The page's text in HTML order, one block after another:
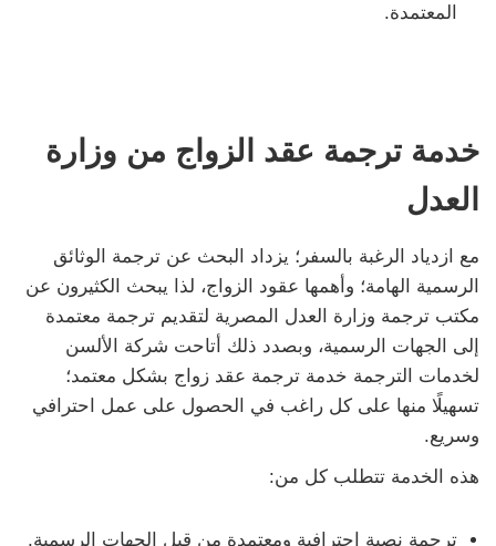
المعتمدة.
خدمة ترجمة عقد الزواج من وزارة
العدل
مع ازدياد الرغبة بالسفر؛ يزداد البحث عن ترجمة الوثائق
الرسمية الهامة؛ وأهمها عقود الزواج، لذا يبحث الكثيرون عن
مكتب ترجمة وزارة العدل المصرية لتقديم ترجمة معتمدة
إلى الجهات الرسمية، وبصدد ذلك أتاحت شركة الألسن
لخدمات الترجمة خدمة ترجمة عقد زواج بشكل معتمد؛
تسهيلًا منها على كل راغب في الحصول على عمل احترافي
وسريع.
هذه الخدمة تتطلب كل من:
ترجمة نصية احترافية ومعتمدة من قبل الجهات الرسمية.